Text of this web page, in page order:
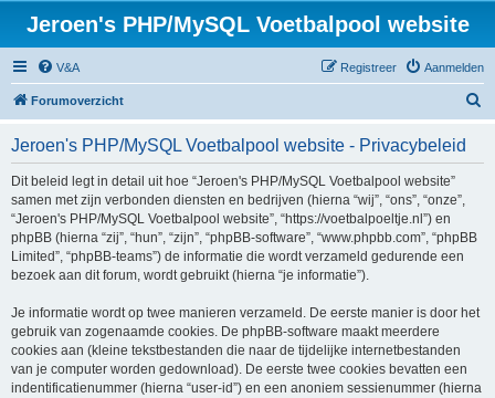
Jeroen's PHP/MySQL Voetbalpool website
V&A Aanmelden
Registreer
Forumoverzicht
Jeroen's PHP/MySQL Voetbalpool website - Privacybeleid
Dit beleid legt in detail uit hoe “Jeroen's PHP/MySQL Voetbalpool website”
samen met zijn verbonden diensten en bedrijven (hierna “wij”, “ons”, “onze”,
“Jeroen's PHP/MySQL Voetbalpool website”, “https://voetbalpoeltje.nl”) en
phpBB (hierna “zij”, “hun”, “zijn”, “phpBB-software”, “www.phpbb.com”, “phpBB
Limited”, “phpBB-teams”) de informatie die wordt verzameld gedurende een
bezoek aan dit forum, wordt gebruikt (hierna “je informatie”).
Je informatie wordt op twee manieren verzameld. De eerste manier is door het
gebruik van zogenaamde cookies. De phpBB-software maakt meerdere
cookies aan (kleine tekstbestanden die naar de tijdelijke internetbestanden
van je computer worden gedownload). De eerste twee cookies bevatten een
indentificatienummer (hierna “user-id”) en een anoniem sessienummer (hierna